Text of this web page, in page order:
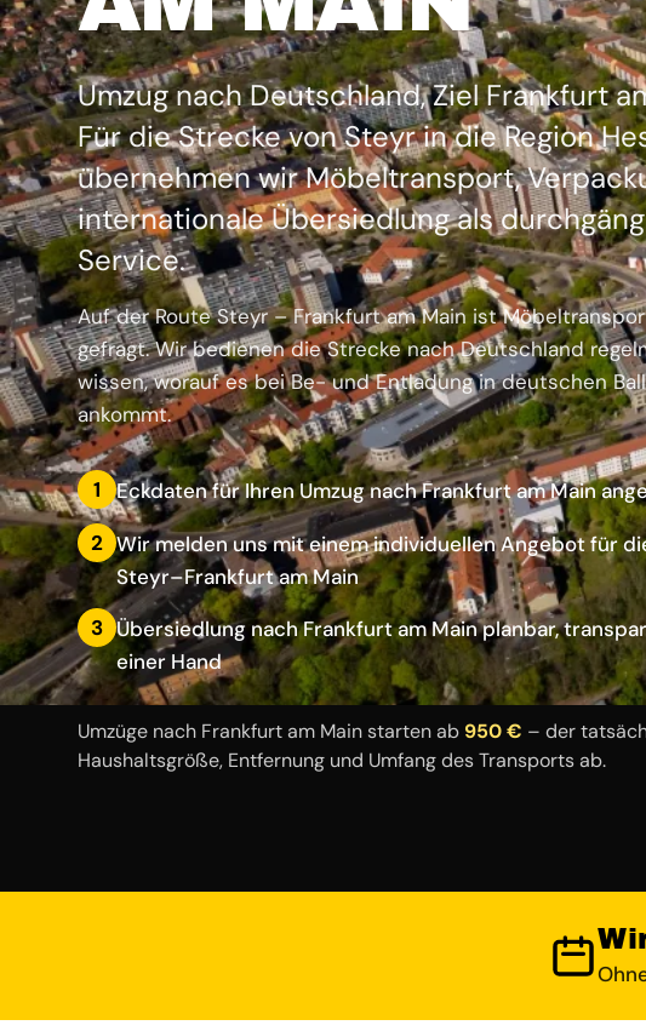
Umzug nach Deutschland, Ziel Frankfurt
Für die Strecke von Steyr in die Region
übernehmen wir Möbeltransport,
internationale Übersiedlung als
Service.
Auf der Route Steyr – Frankfurt am Main ist
gefragt. Wir bedienen die Strecke nach Deutschland
wissen, worauf es bei Be- und Entladung in deutschen
ankommt.
1
Eckdaten für Ihren Umzug nach Frankfurt am Main
2 Wir melden uns mit einem individuellen Angebot für
Steyr–Frankfurt am Main
3 Übersiedlung nach Frankfurt am Main planbar,
einer Hand
Umzüge nach Frankfurt am Main starten ab 950 € – der
Haushaltsgröße, Entfernung und Umfang des Transports ab.